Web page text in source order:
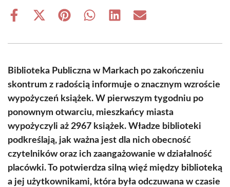
Share
Share
(Twitter)
Share Share Share Share
Biblioteka Publiczna w Markach po zakończeniu
skontrum z radością informuje o znacznym wzroście
wypożyczeń książek. W pierwszym tygodniu po
ponownym otwarciu, mieszkańcy miasta
wypożyczyli aż 2967 książek. Władze biblioteki
podkreślają, jak ważna jest dla nich obecność
czytelników oraz ich zaangażowanie w działalność
placówki. To potwierdza silną więź między biblioteką
a jej użytkownikami, która była odczuwana w czasie